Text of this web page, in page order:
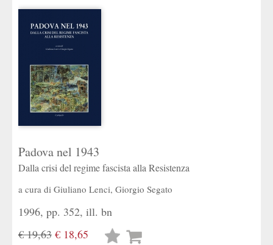
Padova nel 1943
Dalla crisi del regime fascista alla Resistenza
a cura di Giuliano Lenci, Giorgio Segato
1996, pp. 352, ill. bn
€ 19,63 € 18,65
Lista